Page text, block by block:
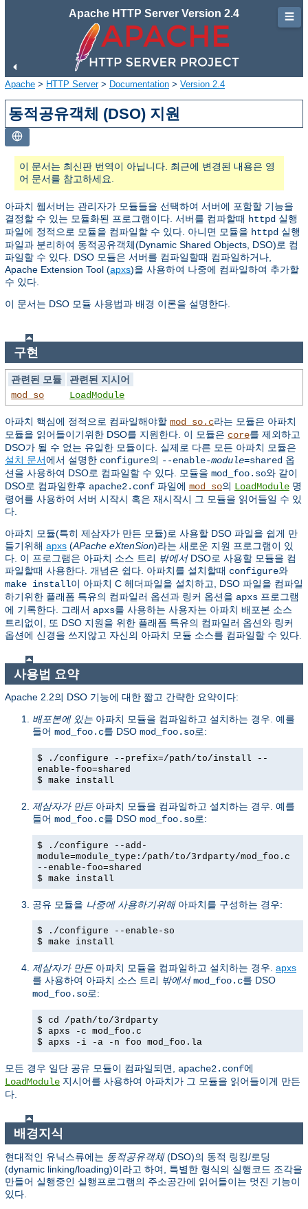
Apache HTTP Server Version 2.4
Apache > HTTP Server> Documentation > Version 2.4
동적공유객체 (DSO) 지원
이 문서는 최신판 번역이 아닙니다. 최근에 변경된 내용은 영
어 문서를 참고하세요.
아파치 웹서버는 관리자가 모듈들을 선택하여 서버에 포함할 기능을
결정할 수 있는 모듈화된 프로그램이다. 서버를 컴파할때 httpd 실행
파일에 정적으로 모듈을 컴파일할 수 있다. 아니면 모듈을 httpd 실행
파일과 분리하여 동적공유객체(Dynamic Shared Objects, DSO)로 컴
파일할 수 있다. DSO 모듈은 서버를 컴파일할때 컴파일하거나,
Apache Extension Tool (apxs)을 사용하여 나중에 컴파일하여 추가할
수 있다.
이 문서는 DSO 모듈 사용법과 배경 이론을 설명한다.
구현
관련된 모듈
관련된 지시어
mod_so
LoadModule
아파치 핵심에 정적으로 컴파일해야할 mod_so.c라는 모듈은 아파치
모듈을 읽어들이기위한 DSO를 지원한다. 이 모듈은 core를 제외하고
DSO가 될 수 없는 유일한 모듈이다. 실제로 다른 모든 아파치 모듈은
설치 문서에서 설명한 configure의 --enable-module=shared 옵
션을 사용하여 DSO로 컴파일할 수 있다. 모듈을 mod_foo.so와 같이
DSO로 컴파일한후 apache2.conf 파일에 mod_so의 LoadModule 명
령어를 사용하여 서버 시작시 혹은 재시작시 그 모듈을 읽어들일 수 있
다.
아파치 모듈(특히 제삼자가 만든 모듈)로 사용할 DSO 파일을 쉽게 만
들기위해 apxs (APache eXtenSion)라는 새로운 지원 프로그램이 있
다. 이 프로그램은 아파치 소스 트리 밖에서DSO로 사용할 모듈을 컴
파일할때 사용한다. 개념은 쉽다. 아파치를 설치할때 configure와
make install이 아파치 C 헤더파일을 설치하고, DSO 파일을 컴파일
하기위한 플래폼 특유의 컴파일러 옵션과 링커 옵션을 apxs 프로그램
에 기록한다. 그래서 apxs를 사용하는 사용자는 아파치 배포본 소스
트리없이, 또 DSO 지원을 위한 플래폼 특유의 컴파일러 옵션와 링커
옵션에 신경을 쓰지않고 자신의 아파치 모듈 소스를 컴파일할 수 있다.
사용법 요약
Apache 2.2의 DSO 기능에 대한 짧고 간략한 요약이다:
배포본에 있는 아파치 모듈을 컴파일하고 설치하는 경우. 예를
들어 mod_foo.c를 DSO mod_foo.so로:
$ ./configure --prefix=/path/to/install --
enable-foo=shared
$ make install
제삼자가 만든 아파치 모듈을 컴파일하고 설치하는 경우. 예를
들어 mod_foo.c를 DSO mod_foo.so로:
$ ./configure --add-
module=module_type:/path/to/3rdparty/mod_foo.c
--enable-foo=shared
$ make install
공유 모듈을 나중에 사용하기위해아파치를 구성하는 경우:
$ ./configure --enable-so
$ make install
제삼자가 만든 아파치 모듈을 컴파일하고 설치하는 경우. apxs
를 사용하여 아파치 소스 트리 밖에서 mod_foo.c를 DSO
mod_foo.so로:
$ cd /path/to/3rdparty
$ apxs -c mod_foo.c
$ apxs -i -a -n foo mod_foo.la
모든 경우 일단 공유 모듈이 컴파일되면, apache2.conf에
LoadModule 지시어를 사용하여 아파치가 그 모듈을 읽어들이게 만든
다.
배경지식
현대적인 유닉스류에는 동적공유객체(DSO)의 동적 링킹/로딩
(dynamic linking/loading)이라고 하여, 특별한 형식의 실행코드 조각을
만들어 실행중인 실행프로그램의 주소공간에 읽어들이는 멋진 기능이
있다.
☰